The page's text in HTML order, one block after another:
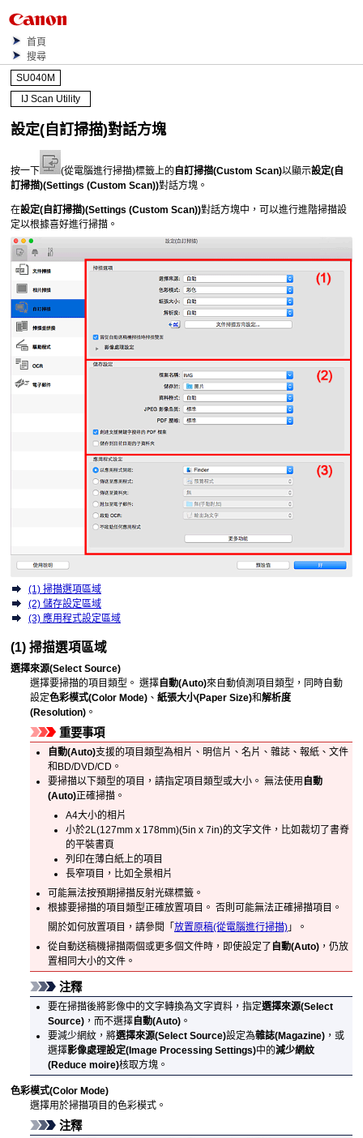
首頁
搜尋
SU040M
IJ Scan Utility
設定(自訂掃描)對話方塊
按一下 (從電腦進行掃描)標籤上的 自訂掃描(Custom Scan)以顯示設定(自
訂掃描)(Settings (Custom Scan))對話方塊。
在設定(自訂掃描)(Settings (Custom Scan))對話方塊中，可以進行進階掃描設
定以根據喜好進行掃描。
(1) 掃描選項區域
(2) 儲存設定區域
(3) 應用程式設定區域
(1) 掃描選項區域
選擇來源(Select Source)
選擇要掃描的項目類型。 選擇自動(Auto)來自動偵測項目類型，同時自動
設定色彩模式(Color Mode) 、紙張大小(Paper Size)和解析度
(Resolution) 。
重要事項
自動(Auto)支援的項目類型為相片、明信片、名片、雜誌、報紙、文件
和BD/DVD/CD。
要掃描以下類型的項目，請指定項目類型或大小。 無法使用 自動
(Auto)正確掃描。
A4大小的相片
小於2L(127mm x 178mm)(5in x 7in)的文字文件，比如裁切了書脊
的平裝書頁
列印在薄白紙上的項目
長窄項目，比如全景相片
可能無法按預期掃描反射光碟標籤。
根據要掃描的項目類型正確放置項目。 否則可能無法正確掃描項目。
關於如何放置項目，請參閱「放置原稿(從電腦進行掃描) 」。
從自動送稿機掃描兩個或更多個文件時，即使設定了 自動(Auto) ，仍放
置相同大小的文件。
注釋
要在掃描後將影像中的文字轉換為文字資料，指定選擇來源(Select
Source) ，而不選擇 自動(Auto) 。
要減少網紋，將選擇來源(Select Source)設定為雜誌(Magazine) ，或
選擇影像處理設定(Image Processing Settings)中的減少網紋
(Reduce moire)核取方塊。
色彩模式(Color Mode)
選擇用於掃描項目的色彩模式。
注釋